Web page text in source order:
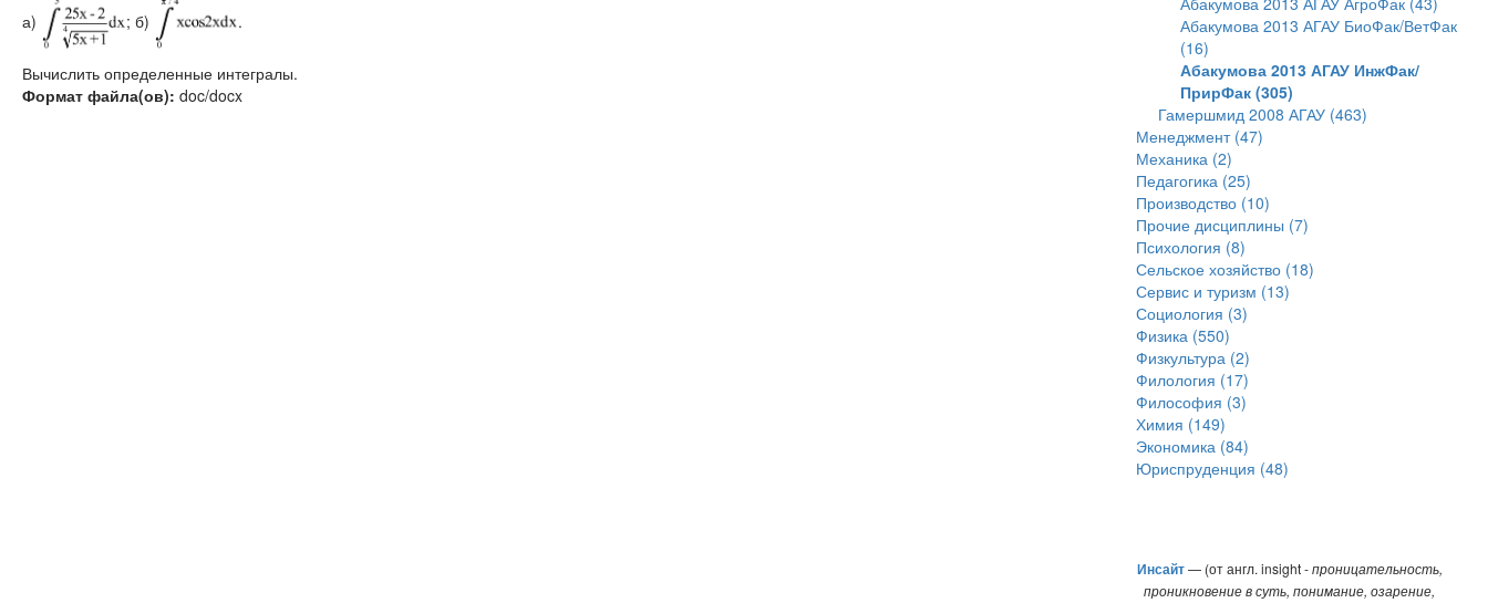
а)
; б) .
Вычислить определенные интегралы.
Формат файла(ов): doc/docx
Абакумова 2013 АГАУ БиоФак/ВетФак
(16)
Абакумова 2013 АГАУ ИнжФак/
ПрирФак (305)
Гамершмид 2008 АГАУ (463)
Менеджмент (47)
Механика (2)
Педагогика (25)
Производство (10)
Прочие дисциплины (7)
Психология (8)
Сельское хозяйство (18)
Сервис и туризм (13)
Социология (3)
Физика (550)
Физкультура (2)
Филология (17)
Философия (3)
Химия (149)
Экономика (84)
Юриспруденция (48)
Инсайт— (от англ. insight -проницательность,
проникновение в суть, понимание, озарение,